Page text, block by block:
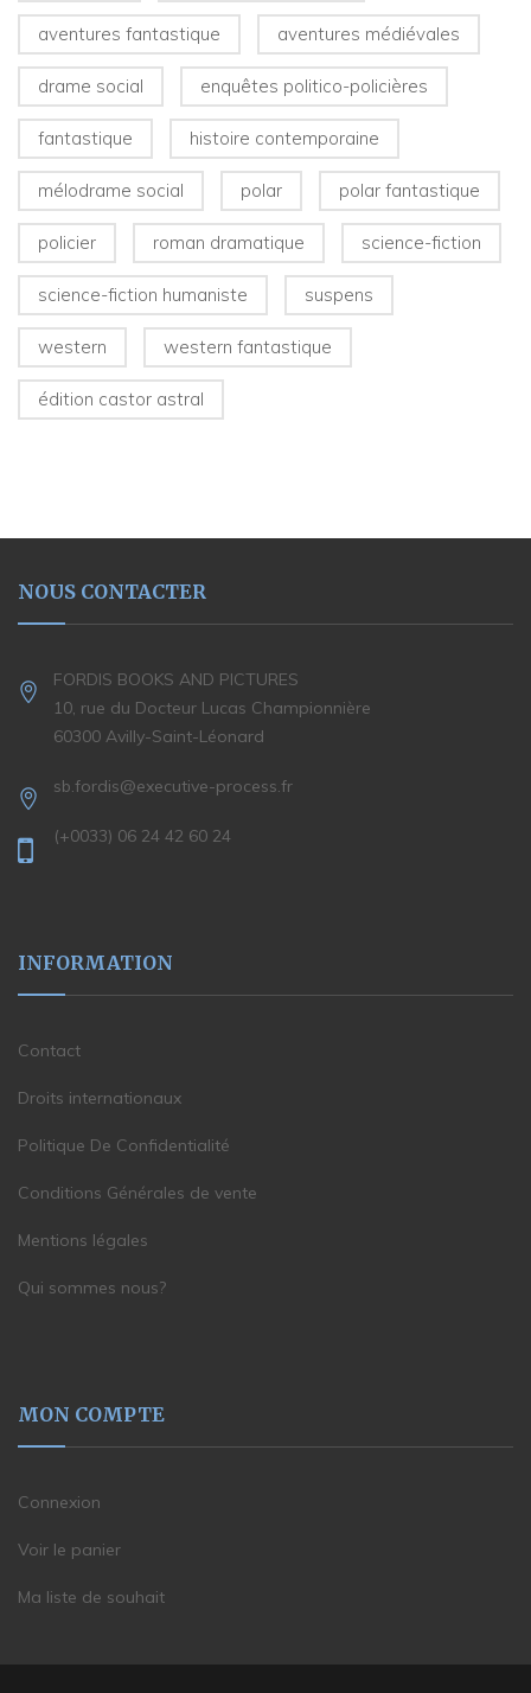
aventures fantastique aventures médiévales
drame social enquêtes politico-policières
fantastique histoire contemporaine
mélodrame social polar polar fantastique
policier roman dramatique science-fiction
science-fiction humaniste suspens
western western fantastique
édition castor astral
NOUS CONTACTER
FORDIS BOOKS AND PICTURES
10, rue du Docteur Lucas Championnière
60300 Avilly-Saint-Léonard
sb.fordis@executive-process.fr
(+0033) 06 24 42 60 24
INFORMATION
Contact
Droits internationaux
Politique De Confidentialité
Conditions Générales de vente
Mentions légales
Qui sommes nous?
MON COMPTE
Connexion
Voir le panier
Ma liste de souhait